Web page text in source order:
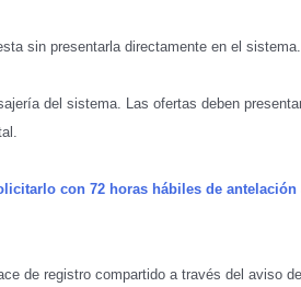
sin presentarla directamente en el
del sistema. Las ofertas deben
con 72 horas hábiles de
de registro compartido a través del aviso